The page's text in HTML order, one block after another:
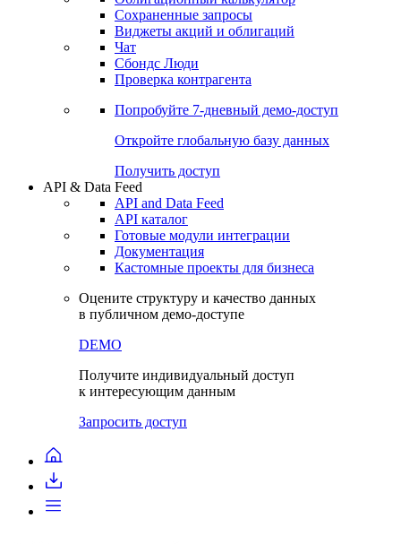
Сохраненные запросы
Виджеты акций и облигаций
Чат
Сбондс Люди
Проверка контрагента
Попробуйте 7-дневный демо-доступ
Откройте глобальную базу данных
Получить доступ
API & Data Feed
API and Data Feed
API каталог
Готовые модули интеграции
Документация
Кастомные проекты для бизнеса
Оцените структуру и качество данных
в публичном демо-доступе
DEMO
Получите индивидуальный доступ
к интересующим данным
Запросить доступ